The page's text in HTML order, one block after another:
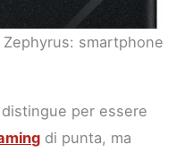
Zephyrus: smartphone
distingue per essere
di punta, ma